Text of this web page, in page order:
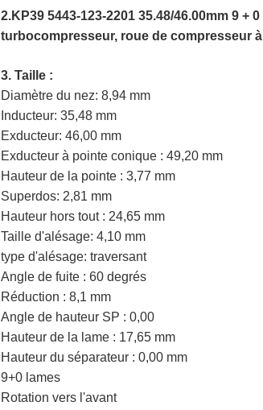
2.KP39 5443-123-2201 35.48/46.00mm 9
turbocompresseur, roue de compresseur
3. Taille :
Diamètre du nez: 8,94 mm
Inducteur: 35,48 mm
Exducteur: 46,00 mm
Exducteur à pointe conique : 49,20 mm
Hauteur de la pointe : 3,77 mm
Superdos: 2,81 mm
Hauteur hors tout : 24,65 mm
Taille d'alésage: 4,10 mm
type d'alésage: traversant
Angle de fuite : 60 degrés
Réduction : 8,1 mm
Angle de hauteur SP : 0,00
Hauteur de la lame : 17,65 mm
Hauteur du séparateur : 0,00 mm
9+0 lames
Rotation vers l'avant